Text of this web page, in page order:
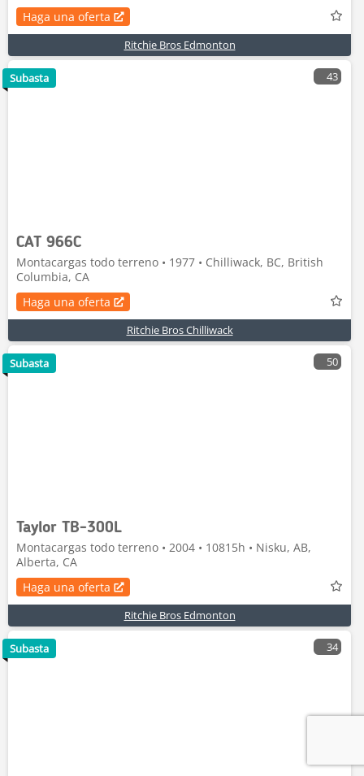
Haga una oferta
Ritchie Bros Edmonton
43
CAT 966C
Montacargas todo terreno • 1977 • Chilliwack, BC, British
Columbia, CA
Haga una oferta
Ritchie Bros Chilliwack
Subasta
50
Taylor TB-300L
Montacargas todo terreno • 2004 • 10815h • Nisku, AB,
Alberta, CA
Haga una oferta
Ritchie Bros Edmonton
Subasta
34
Subasta